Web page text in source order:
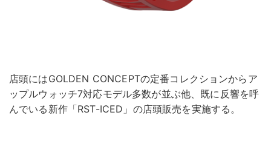
店頭にはGOLDEN CONCEPTの定番コレクションからア
ップルウォッチ7対応モデル多数が並ぶ他、既に反響を呼
んでいる新作「RST-ICED」の店頭販売を実施する。